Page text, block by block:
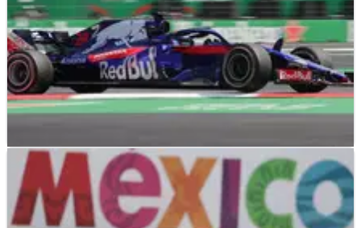
F1 NEWS 27/10/18
Hartley yang 'bersemangat' berencana untuk
terus memperbarui aero Toro Rosso